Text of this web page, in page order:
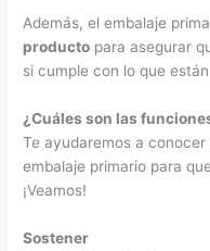
Además, el embalaje
producto para asegurar
si cumple con lo que
¿Cuáles son las
Te ayudaremos a
embalaje primario para
¡Veamos!
Sostener